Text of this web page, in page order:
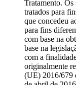
Tratamento. Os
tratados para
que concedeu
para fins
com base na
base na
com a
originalmente
(UE) 2016/679